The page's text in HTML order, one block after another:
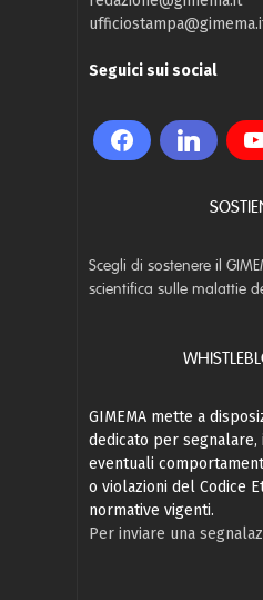
Seguici sui social
Scegli di sostenere il
scientifica sulle malattie
GIMEMA mette a
dedicato per segnalare,
eventuali
o violazioni del Codice
normative vigenti.
Per inviare una